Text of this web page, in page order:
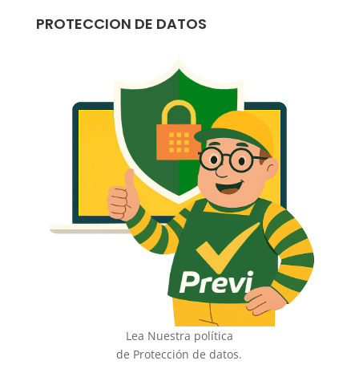
PROTECCION DE DATOS
Lea Nuestra política
de Protección de datos.